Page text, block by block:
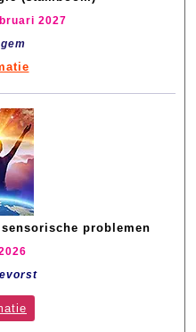
2027
problemen